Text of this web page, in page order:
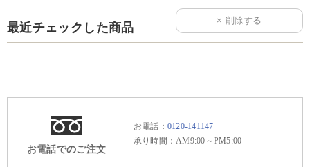
最近チェックした商品
お電話でのご注文
お電話： 0120-141147
承り時間：AM9:00～PM5:00